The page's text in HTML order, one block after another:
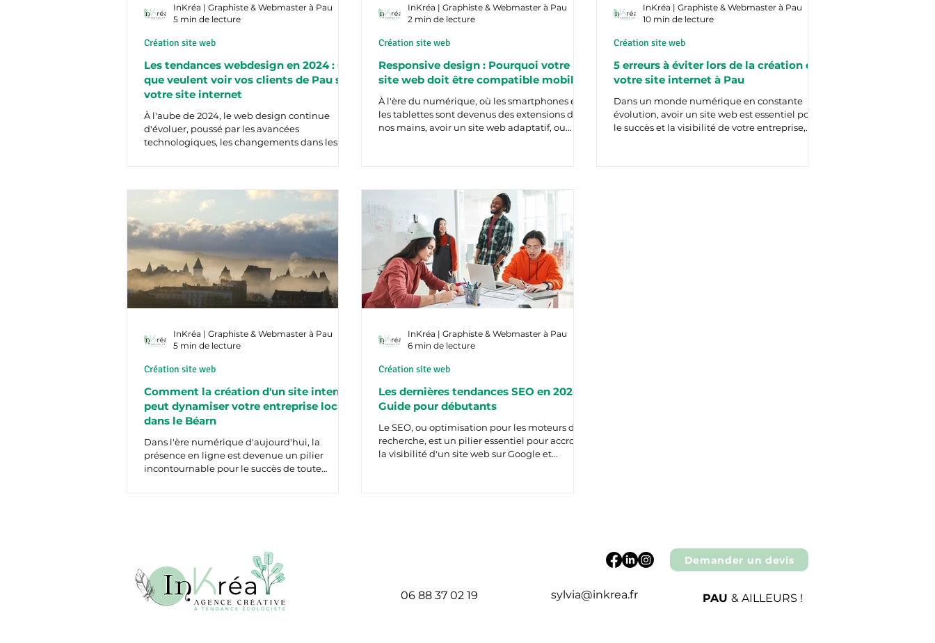
Les tendances webdesign en 2024 : Ce
que veulent voir vos clients de Pau sur
votre site internet
À l'aube de 2024, le web design continue
d'évoluer, poussé par les avancées
technologiques, les changements dans les
Création site web
InKréa | Graphiste & Webmaster à Pau
5 min de lecture
Responsive design : Pourquoi votre
site web doit être compatible mobile
À l'ère du numérique, où les smartphones et
les tablettes sont devenus des extensions de
nos mains, avoir un site web adaptatif, ou...
Création site web
InKréa | Graphiste & Webmaster à Pau
2 min de lecture
5 erreurs à éviter lors de la création de
votre site internet à Pau
Dans un monde numérique en constante
évolution, avoir un site web est essentiel pour
le succès et la visibilité de votre entreprise,...
Création site web
InKréa | Graphiste & Webmaster à Pau
10 min de lecture
Comment la création d'un site internet
peut dynamiser votre entreprise locale
dans le Béarn
Dans l'ère numérique d'aujourd'hui, la
présence en ligne est devenue un pilier
incontournable pour le succès de toute
Création site web
InKréa | Graphiste & Webmaster à Pau
5 min de lecture
Les dernières tendances SEO en 2024 :
Guide pour débutants
Le SEO, ou optimisation pour les moteurs de
recherche, est un pilier essentiel pour accroître
la visibilité d'un site web sur Google et...
Création site web
InKréa | Graphiste & Webmaster à Pau
6 min de lecture
06 88 37 02 19
Demander un devis
sylvia@inkrea.fr PAU & AILLEURS !